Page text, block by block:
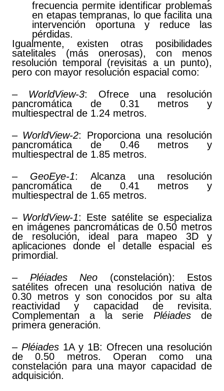
frecuencia permite identificar problemas
en etapas tempranas, lo que facilita una
intervención oportuna y reduce las
pérdidas.
Igualmente, existen otras posibilidades
satelitales (más onerosas), con menos
resolución temporal (revisitas a un punto),
pero con mayor resolución espacial como:
– WorldView-3: Ofrece una resolución
pancromática de 0.31 metros y
multiespectral de 1.24 metros.
– WorldView-2: Proporciona una resolución
pancromática de 0.46 metros y
multiespectral de 1.85 metros.
– GeoEye-1: Alcanza una resolución
pancromática de 0.41 metros y
multiespectral de 1.65 metros.
– WorldView-1: Este satélite se especializa
en imágenes pancromáticas de 0.50 metros
de resolución, ideal para mapeo 3D y
aplicaciones donde el detalle espacial es
primordial.
– Pléiades Neo (constelación): Estos
satélites ofrecen una resolución nativa de
0.30 metros y son conocidos por su alta
reactividad y capacidad de revisita.
Complementan a la seriePléiades de
primera generación.
– Pléiades 1A y 1B: Ofrecen una resolución
de 0.50 metros. Operan como una
constelación para una mayor capacidad de
adquisición.